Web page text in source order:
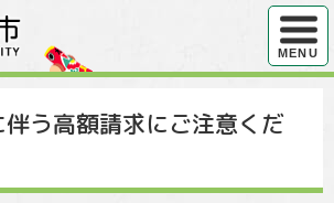
ハンバ
MENU
伴う高額請求にご注意くだ